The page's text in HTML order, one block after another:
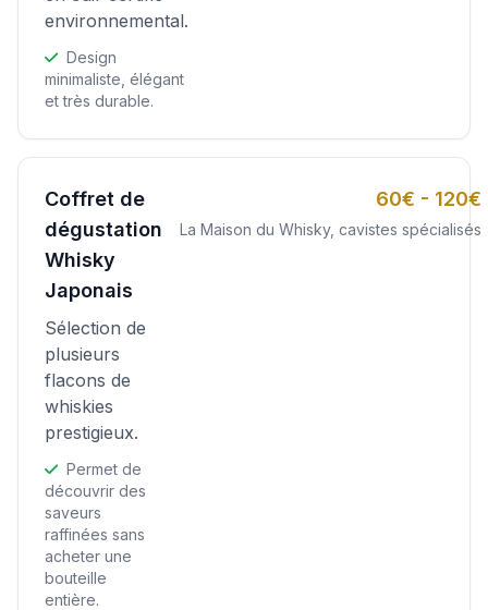
environnemental.
Design
minimaliste, élégant
et très durable.
Coffret de
dégustation
Whisky
Japonais
Sélection de
plusieurs
flacons de
whiskies
prestigieux.
Permet de
découvrir des
saveurs
raffinées sans
acheter une
bouteille
entière.
60€ - 120€
La Maison du Whisky, cavistes spécialisés